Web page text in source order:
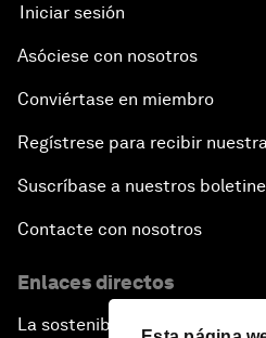
Iniciar sesión
Asóciese con nosotros
Conviértase en miembro
Regístrese para recibir
Suscríbase a nuestros
Contacte con nosotros
Enlaces directos
La sostenibilidad en el Foro